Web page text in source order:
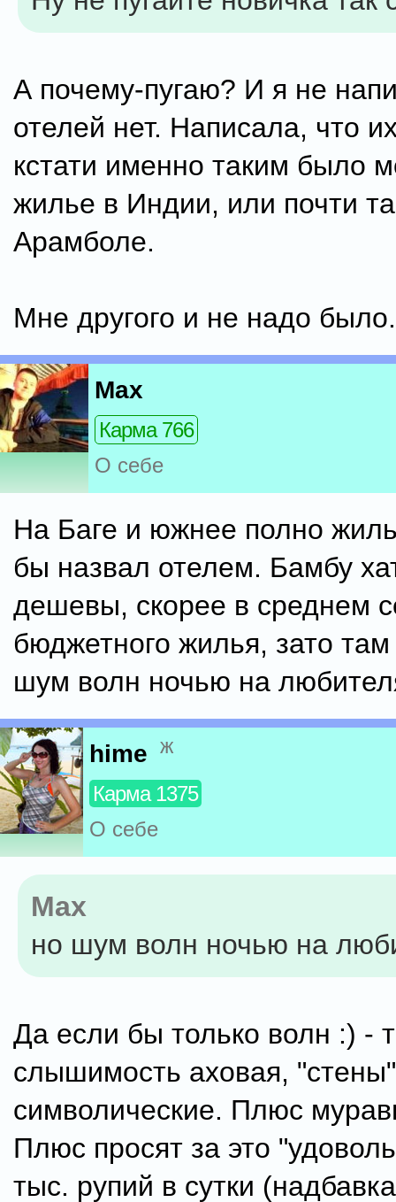
А почему-пугаю? И я не
отелей нет. Написала, что
кстати именно таким было
жилье в Индии, или почти
Арамболе.
Мне другого и не надо было.
Max
Карма 766
О себе
На Баге и южнее полно
бы назвал отелем. Бамбу
дешевы, скорее в среднем
бюджетного жилья, зато
шум волн ночью на
hime ж
Карма 1375
О себе
Max
но шум волн ночью на
Да если бы только волн :) -
слышимость аховая,
символические. Плюс
Плюс просят за это
тыс. рупий в сутки